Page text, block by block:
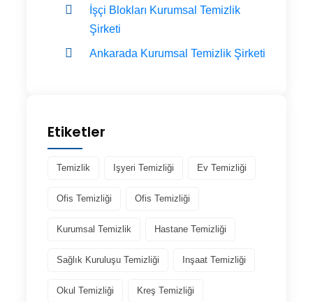
İşçi Blokları Kurumsal Temizlik
Şirketi
Ankarada Kurumsal Temizlik Şirketi
Etiketler
Temizlik Işyeri Temizliği Ev Temizliği
Ofis Temizliği Ofis Temizliği
Kurumsal Temizlik Hastane Temizliği
Sağlık Kuruluşu Temizliği Inşaat Temizliği
Okul Temizliği Kreş Temizliği